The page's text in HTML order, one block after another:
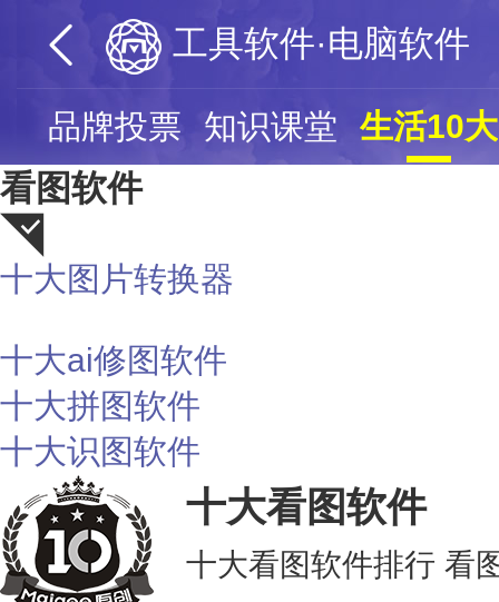
工具软件·电脑软件
品牌投票 知识课堂 生活10大
看图软件
十大图片转换器
十大ai修图软件
十大拼图软件
十大识图软件
十大看图软件
十大看图软件排行 看